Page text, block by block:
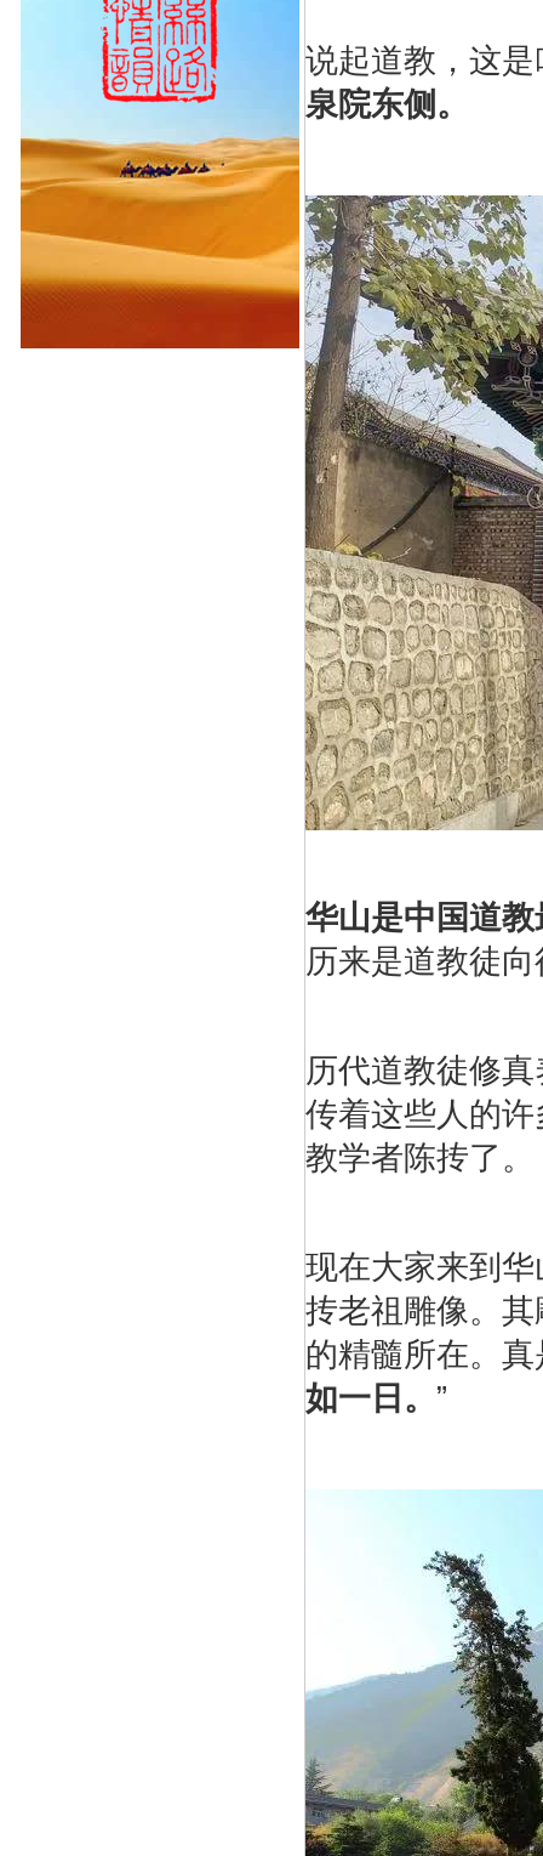
说起道教，这
泉院东侧。
华山是中国道
历来是道教徒
历代道教徒修
传着这些人的
教学者陈抟了。
现在大家来到
抟老祖雕像。
的精髓所在。真
如一日。 ”